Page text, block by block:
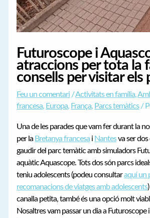
Futuroscope i
atraccions per tota la
consells per visitar els
Feu un comentari /Activitats en família,
francesa, Europa, França, Parcs temàtics/
Una de les parades que vam fer durant la
per la Bretanya francesa i Nantesva ser dos
gaudir del parc temàtic amb simuladors
aquàtic Aquascope. Tots dos són parcs
teniu adolescents (podeu consultaraquí un
recomanacions de viatges amb adolescents
canalla petita, també és una opció molt
Nosaltres vam passar un dia a Futuroscope